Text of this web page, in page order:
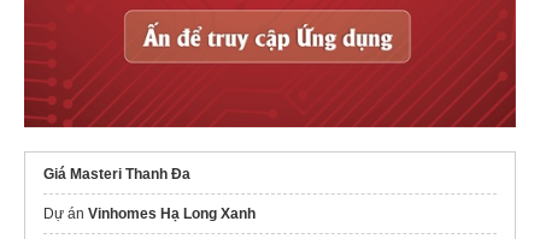
Giá Masteri Thanh Đa
Dự án Vinhomes Hạ Long Xanh